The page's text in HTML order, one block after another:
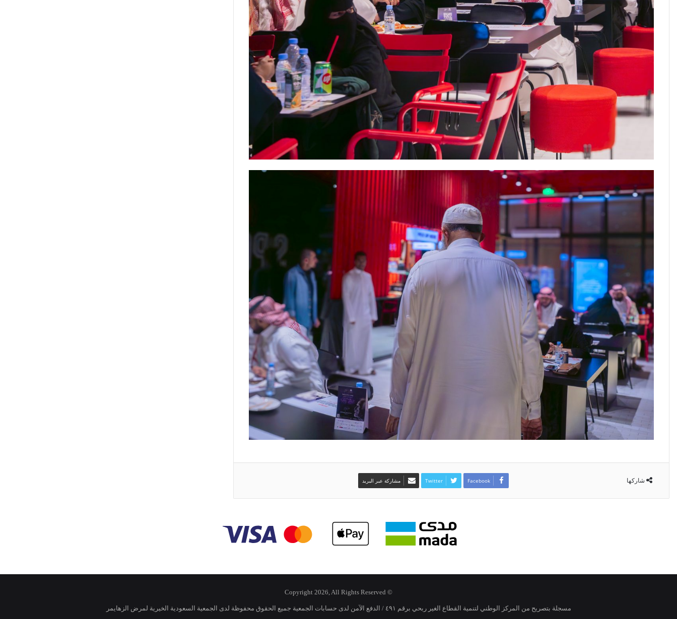
شاركها Facebook
Twitter مشاركة عبر البريد
© Copyright 2026, All Rights Reserved
مسجلة بتصريح من المركز الوطني لتنمية القطاع الغير ربحي برقم ٤٩١ / الدفع الآمن لدى حسابات الجمعية جميع الحقوق محفوظة لدى الجمعية السعودية الخيرية لمرض الزهايمر